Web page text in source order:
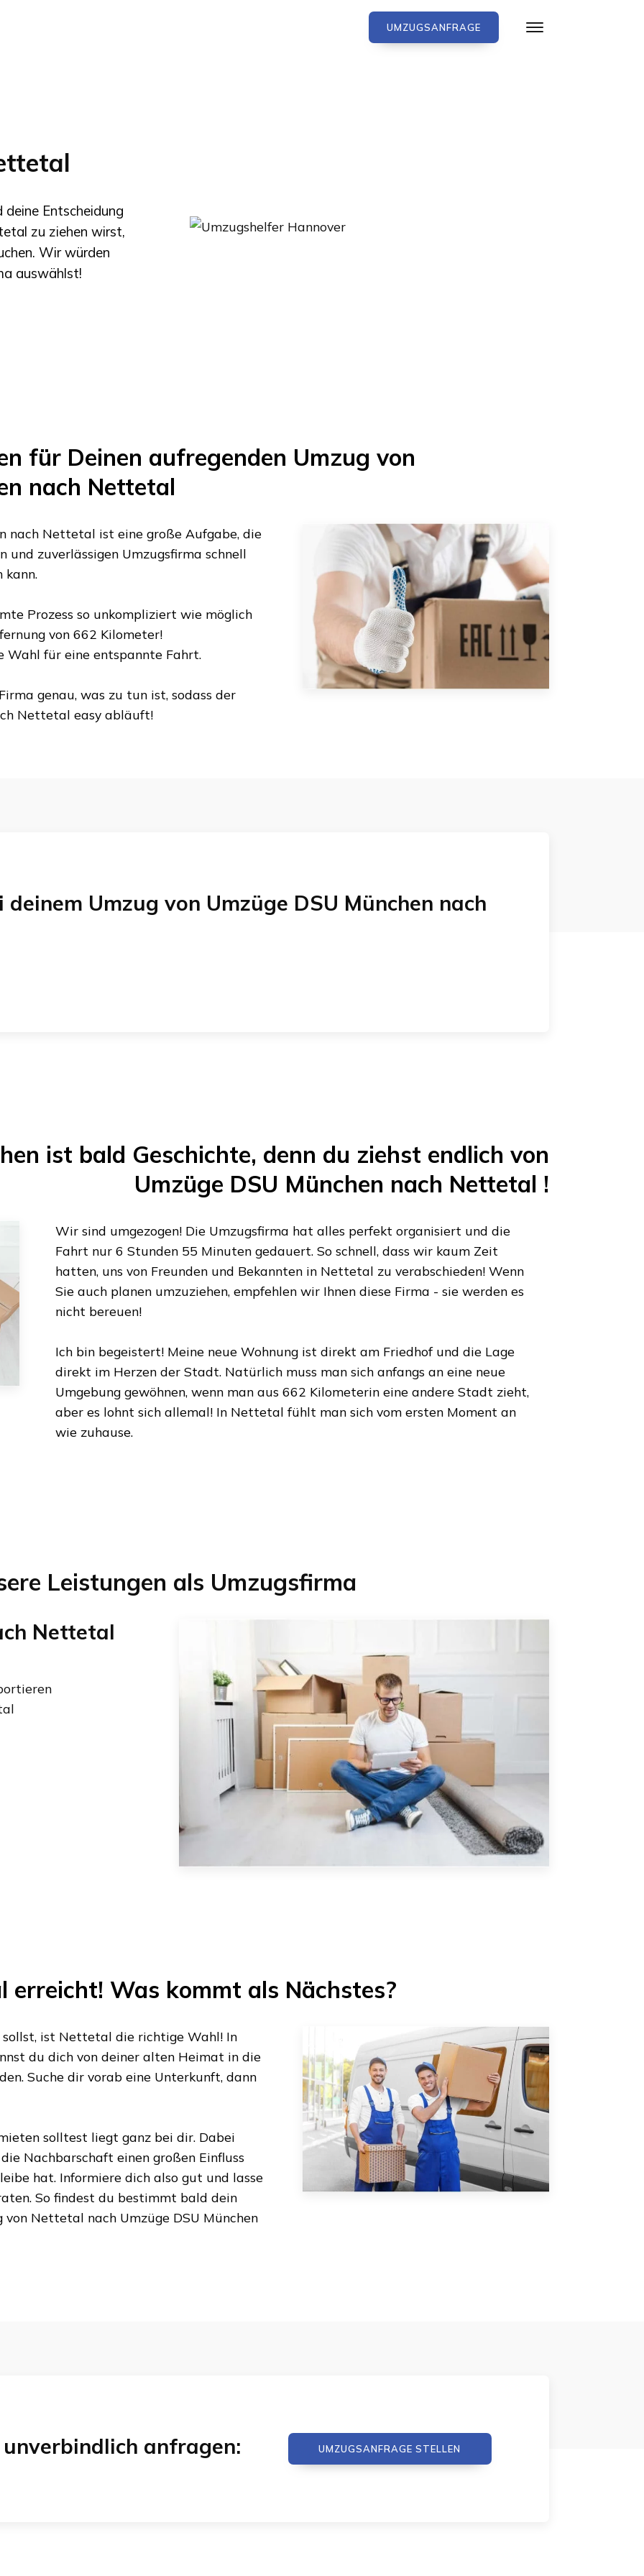
UMZUGSANFRAGE
Entscheidung
zu ziehen wirst,
Wir würden
auswählst!
für Deinen aufregenden Umzug von
nach Nettetal
nach Nettetal ist eine große Aufgabe, die
und zuverlässigen Umzugsfirma schnell
kann.
Prozess so unkompliziert wie möglich
von 662 Kilometer!
für eine entspannte Fahrt.
genau, was zu tun ist, sodass der
Nettetal easy abläuft!
Umzug von Umzüge DSU München nach
ist bald Geschichte, denn du ziehst endlich von
Umzüge DSU München nach Nettetal !
Wir sind umgezogen! Die Umzugsfirma hat alles perfekt organisiert und die
Fahrt nur6 Stunden 55 Minuten gedauert. So schnell, dass wir kaum Zeit
hatten, uns von Freunden und Bekannten in Nettetal zu verabschieden! Wenn
Sie auch planen umzuziehen, empfehlen wir Ihnen diese Firma - sie werden es
nicht bereuen!
Ich bin begeistert! Meine neue Wohnung ist direkt am Friedhof und die Lage
direkt im Herzen der Stadt. Natürlich muss man sich anfangs an eine neue
Umgebung gewöhnen, wenn man aus662 Kilometerin eine andere Stadt zieht,
aber es lohnt sich allemal! In Nettetal fühlt man sich vom ersten Moment an
wie zuhause.
Leistungen als Umzugsfirma
Nettetal
erreicht! Was kommt als Nächstes?
ist Nettetal die richtige Wahl! In
du dich von deiner alten Heimat in die
Suche dir vorab eine Unterkunft, dann
solltest liegt ganz bei dir. Dabei
Nachbarschaft einen großen Einfluss
hat. Informiere dich also gut und lasse
So findest du bestimmt bald dein
von Nettetal nach Umzüge DSU München
anfragen: UMZUGSANFRAGE STELLEN